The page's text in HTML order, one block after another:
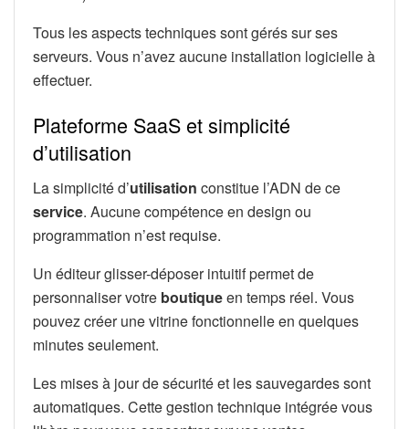
Tous les aspects techniques sont gérés sur ses
serveurs. Vous n’avez aucune installation logicielle à
effectuer.
Plateforme SaaS et simplicité
d’utilisation
La simplicité d’utilisation constitue l’ADN de ce
service. Aucune compétence en design ou
programmation n’est requise.
Un éditeur glisser-déposer intuitif permet de
personnaliser votre boutiqueen temps réel. Vous
pouvez créer une vitrine fonctionnelle en quelques
minutes seulement.
Les mises à jour de sécurité et les sauvegardes sont
automatiques. Cette gestion technique intégrée vous